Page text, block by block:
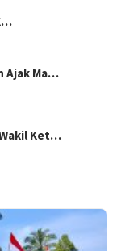
Ajak Ma…
Ket…